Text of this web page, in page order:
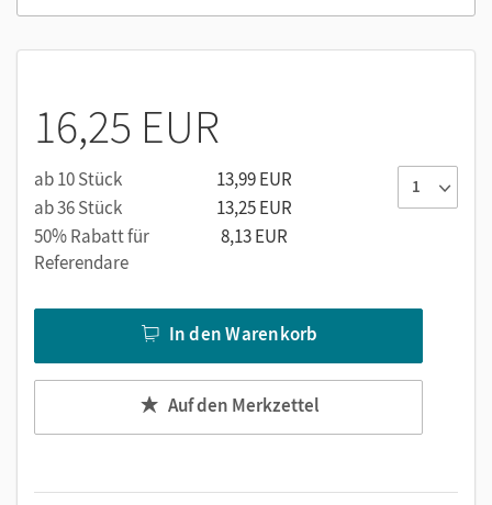
16,25 EUR
ab 10 Stück
13,99 EUR
ab 36 Stück
13,25 EUR
50% Rabatt für
Referendare
8,13 EUR
In den Warenkorb
Auf den Merkzettel